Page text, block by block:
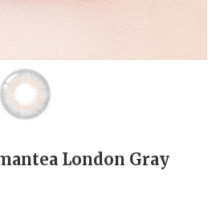
London Gray